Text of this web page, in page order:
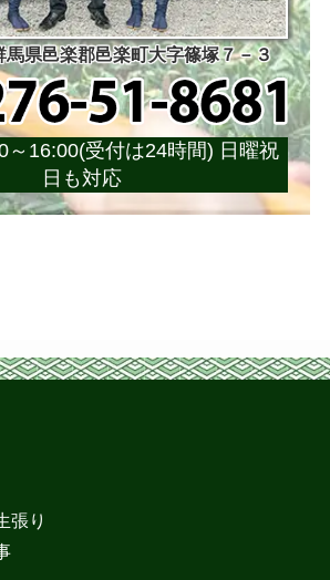
馬県邑楽郡邑楽町大字篠塚７－３
～16:00(受付は24時間) 日曜祝
日も対応
張り